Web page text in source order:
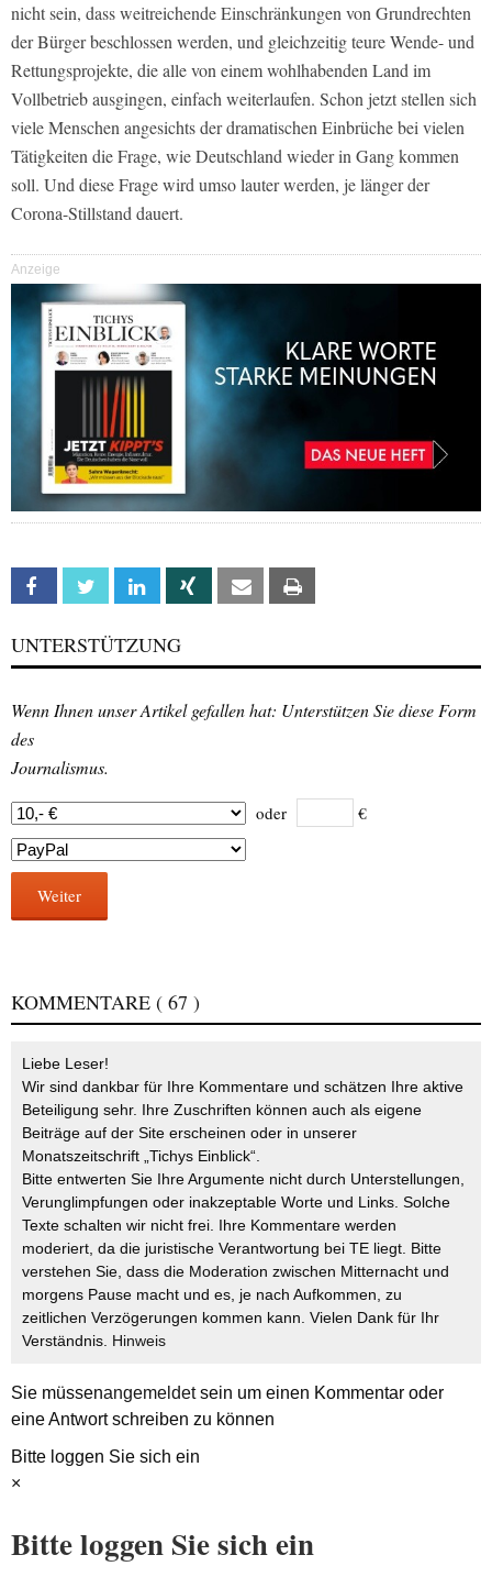
nicht sein, dass weitreichende Einschränkungen von Grundrechten
der Bürger beschlossen werden, und gleichzeitig teure Wende- und
Rettungsprojekte, die alle von einem wohlhabenden Land im
Vollbetrieb ausgingen, einfach weiterlaufen. Schon jetzt stellen sich
viele Menschen angesichts der dramatischen Einbrüche bei vielen
Tätigkeiten die Frage, wie Deutschland wieder in Gang kommen
soll. Und diese Frage wird umso lauter werden, je länger der
Corona-Stillstand dauert.
Anzeige
Facebook Twitter Linkedin Xing Email
UNTERSTÜTZUNG
Wenn Ihnen unser Artikel gefallen hat: Unterstützen Sie diese Form
des
Journalismus.
oder €
Weiter
KOMMENTARE ( 67 )
Liebe Leser!
Wir sind dankbar für Ihre Kommentare und schätzen Ihre aktive
Beteiligung sehr. Ihre Zuschriften können auch als eigene
Beiträge auf der Site erscheinen oder in unserer
Monatszeitschrift „Tichys Einblick“.
Bitte entwerten Sie Ihre Argumente nicht durch Unterstellungen,
Verunglimpfungen oder inakzeptable Worte und Links. Solche
Texte schalten wir nicht frei. Ihre Kommentare werden
moderiert, da die juristische Verantwortung bei TE liegt. Bitte
verstehen Sie, dass die Moderation zwischen Mitternacht und
morgens Pause macht und es, je nach Aufkommen, zu
zeitlichen Verzögerungen kommen kann. Vielen Dank für Ihr
Verständnis. Hinweis
Sie müssenangemeldetsein um einen Kommentar oder
eine Antwort schreiben zu können
Bitte loggen Sie sich ein
×
Bitte loggen Sie sich ein